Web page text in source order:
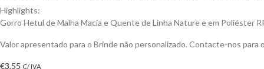
Highlights:
Gorro Hetul de Malha Macia e Quente de Linha Nature e em Poliéster
Valor apresentado para o Brinde não personalizado. Contacte-nos
€3,55 C/ IVA